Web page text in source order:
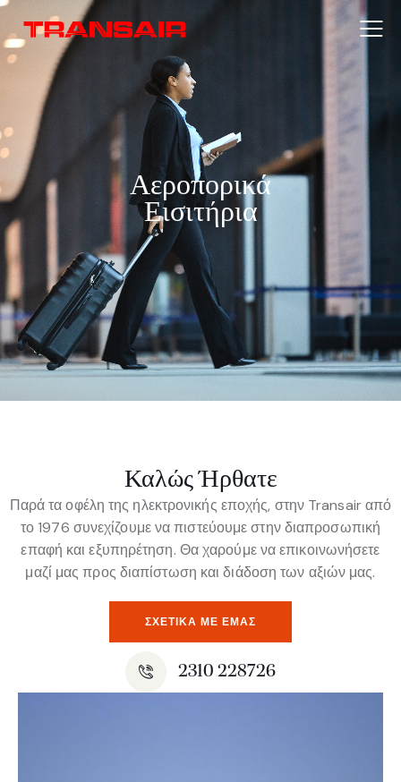
Αεροπορικά
Εισιτήρια
Καλώς Ήρθατε
Παρά τα οφέλη της ηλεκτρονικής εποχής, στην Transair από
το 1976 συνεχίζουμε να πιστεύουμε στην διαπροσωπική
επαφή και εξυπηρέτηση. Θα χαρούμε να επικοινωνήσετε
μαζί μας προς διαπίστωση και διάδοση των αξιών μας.
ΣΧΕΤΙΚΆ ΜΕ ΕΜΆΣ
2310 228726